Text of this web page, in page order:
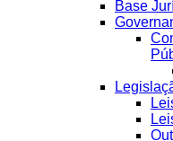
Base